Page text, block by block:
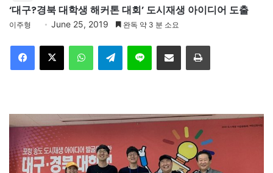
‘대구?경북 대학생 해커톤 대회’ 도시재생 아이디어 도출
이주형 June 25, 2019 완독 약 3 분 소요
Telegram 이메일